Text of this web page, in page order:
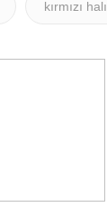
kırmızı halı